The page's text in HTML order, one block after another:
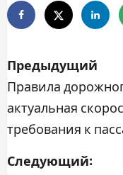
Н
а
в
и
Предыдущий
Правила
актуальная
требования к
Следующий: